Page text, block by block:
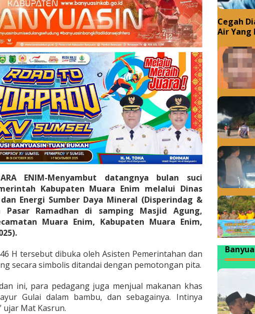
ENIM-Menyambut datangnya bulan suci
Kabupaten Muara Enim melalui Dinas
Energi Sumber Daya Mineral (Disperindag &
Pasar Ramadhan di samping Masjid Agung,
Muara Enim, Kabupaten Muara Enim,
H tersebut dibuka oleh Asisten Pemerintahan dan
secara simbolis ditandai dengan pemotongan pita.
ini, para pedagang juga menjual makanan khas
Gulai dalam bambu, dan sebagainya. Intinya
Mat Kasrun.
Cegah
Air Yang